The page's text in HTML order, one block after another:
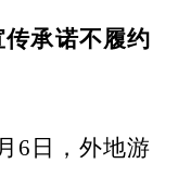
承诺不履约
月 6 日，外地游